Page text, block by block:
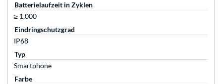
Batterielaufzeit in Zyklen
≥ 1.000
Eindringschutzgrad
IP68
Typ
Smartphone
Farbe